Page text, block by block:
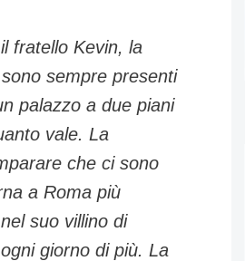
fratello Kevin, la
sempre presenti
palazzo a due piani
vale. La
che ci sono
a Roma più
suo villino di
giorno di più. La